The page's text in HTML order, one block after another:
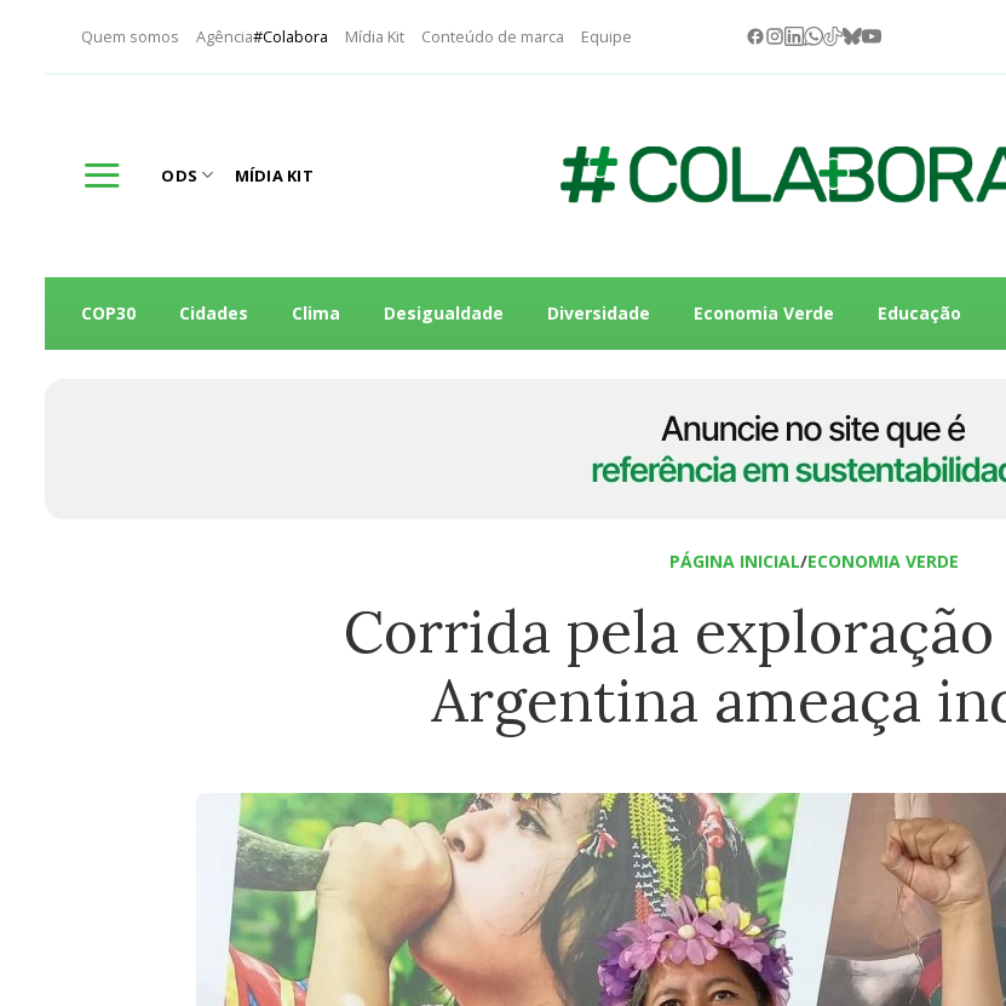
Quem somos Agência#Colabora Mídia Kit Conteúdo de marca Equipe
ODS MÍDIA KIT
COP30 Cidades Clima Desigualdade Diversidade Economia Verde Educação
PÁGINA INICIAL/ECONOMIA VERDE
Corrida pela
Argentina ameaça